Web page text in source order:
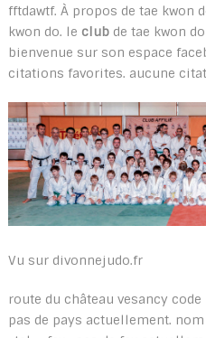
fftdawtf. À propos de tae kwon
kwon do. le clubde tae kwon do
bienvenue sur son espace
citations favorites. aucune
Vu sur divonnejudo.fr
route du château vesancy
pas de pays actuellement.